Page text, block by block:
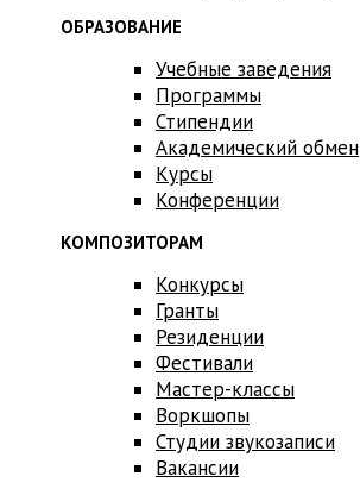
ОБРАЗОВАНИЕ
Учебные заведения
Программы
Стипендии
Академический обмен
Курсы
Конференции
КОМПОЗИТОРАМ
Конкурсы
Гранты
Резиденции
Фестивали
Мастер-классы
Воркшопы
Студии звукозаписи
Вакансии